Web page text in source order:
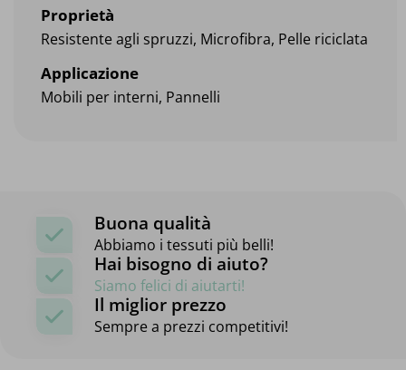
Proprietà
Resistente agli spruzzi, Microfibra, Pelle riciclata
Applicazione
Mobili per interni, Pannelli
Buona qualità
Abbiamo i tessuti più belli!
Hai bisogno di aiuto?
Siamo felici di aiutarti!
Il miglior prezzo
Sempre a prezzi competitivi!